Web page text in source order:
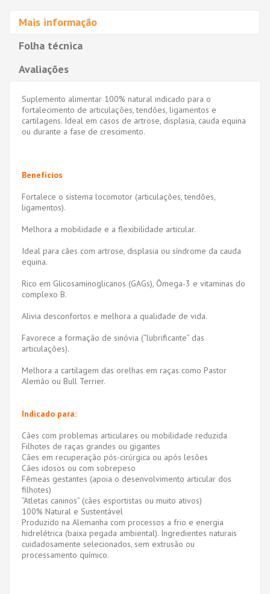
Mais informação
Folha técnica
Avaliações
Suplemento alimentar 100% natural indicado para o
fortalecimento de articulações, tendões, ligamentos e
cartilagens. Ideal em casos de artrose, displasia, cauda equina
ou durante a fase de crescimento.
Benefícios
Fortalece o sistema locomotor (articulações, tendões,
ligamentos).
Melhora a mobilidade e a flexibilidade articular.
Ideal para cães com artrose, displasia ou síndrome da cauda
equina.
Rico em Glicosaminoglicanos (GAGs), Ômega-3 e vitaminas do
complexo B.
Alivia desconfortos e melhora a qualidade de vida.
Favorece a formação de sinóvia (“lubrificante” das
articulações).
Melhora a cartilagem das orelhas em raças como Pastor
Alemão ou Bull Terrier.
Indicado para:
Cães com problemas articulares ou mobilidade reduzida
Filhotes de raças grandes ou gigantes
Cães em recuperação pós-cirúrgica ou após lesões
Cães idosos ou com sobrepeso
Fêmeas gestantes (apoia o desenvolvimento articular dos
filhotes)
“Atletas caninos” (cães esportistas ou muito ativos)
100% Natural e Sustentável
Produzido na Alemanha com processos a frio e energia
hidrelétrica (baixa pegada ambiental). Ingredientes naturais
cuidadosamente selecionados, sem extrusão ou
processamento químico.